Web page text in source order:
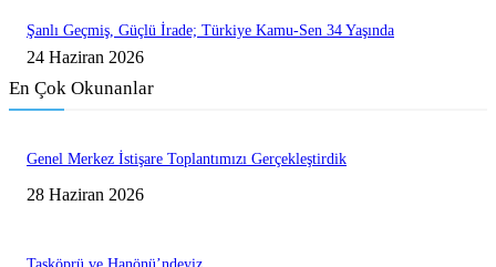
Şanlı Geçmiş, Güçlü İrade; Türkiye Kamu-Sen 34 Yaşında
24 Haziran 2026
En Çok Okunanlar
Genel Merkez İstişare Toplantımızı Gerçekleştirdik
28 Haziran 2026